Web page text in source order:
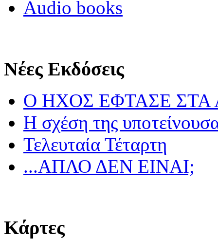
Audio books
Νέες Εκδόσεις
Ο ΗΧΟΣ ΕΦΤΑΣΕ ΣΤΑ
Η σχέση της
Τελευταία Τέταρτη
...ΑΠΛΟ ΔΕΝ ΕΙΝΑΙ;
Κάρτες